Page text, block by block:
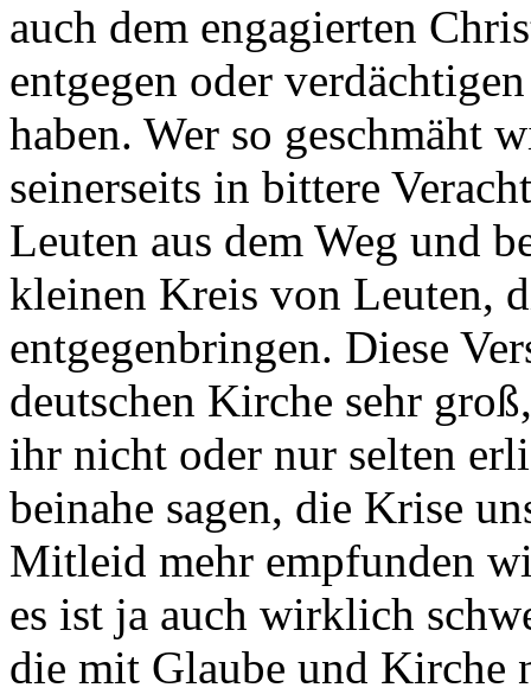
auch dem engagierten
entgegen oder
haben. Wer so geschmäht
seinerseits in bittere
Leuten aus dem Weg und
kleinen Kreis von Leuten,
entgegenbringen. Diese
deutschen Kirche sehr
ihr nicht oder nur selten
beinahe sagen, die Krise
Mitleid mehr empfunden
es ist ja auch wirklich
die mit Glaube und Kirche